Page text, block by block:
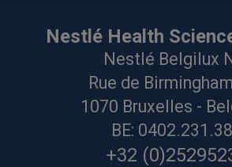
Nestlé Health
Nestlé Belgilux
Rue de
1070 Bruxelles -
BE:
+32